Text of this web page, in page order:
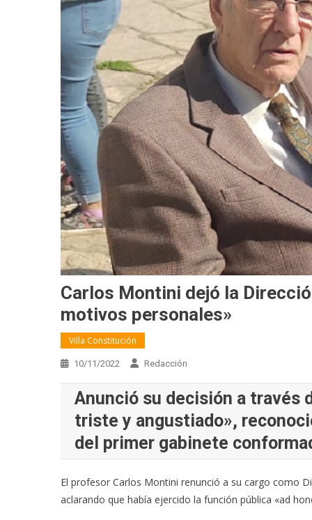
Carlos Montini dejó la
motivos personales»
Villa Constitución
10/11/2022 Redacción
Anunció su decisión a través
triste y angustiado»,
del primer gabinete
El profesor Carlos Montini renunció a su cargo como
aclarando que había ejercido la función pública «ad